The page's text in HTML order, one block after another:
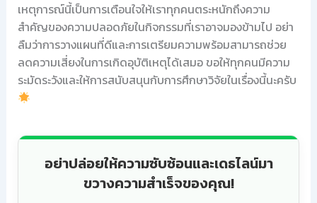
เหตุการณ์นี้เป็นการเตือนใจให้เราทุกคนตระหนักถึงความ
สำคัญของความปลอดภัยในกิจกรรมที่เราอาจมองข้ามไป อย่า
ลืมว่าการวางแผนที่ดีและการเตรียมความพร้อมสามารถช่วย
ลดความเสี่ยงในการเกิดอุบัติเหตุได้เสมอ ขอให้ทุกคนมีความ
ระมัดระวังและให้การสนับสนุนกับการศึกษาวิจัยในเรื่องนี้นะครับ
อย่าปล่อยให้ความซับซ้อนและเดธไลน์มา
ขวางความสำเร็จของคุณ!